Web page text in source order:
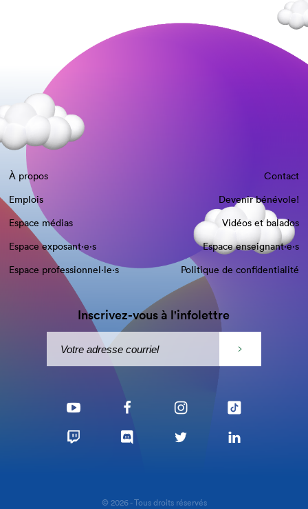
À propos
Contact
Emplois
Devenir bénévole!
Espace médias
Vidéos et balados
Espace exposant·e⋅s
Espace enseignant·e⋅s
Espace professionnel·le⋅s
Politique de confidentialité
Inscrivez-vous à l'infolettre
© 2026 - Tous droits réservés